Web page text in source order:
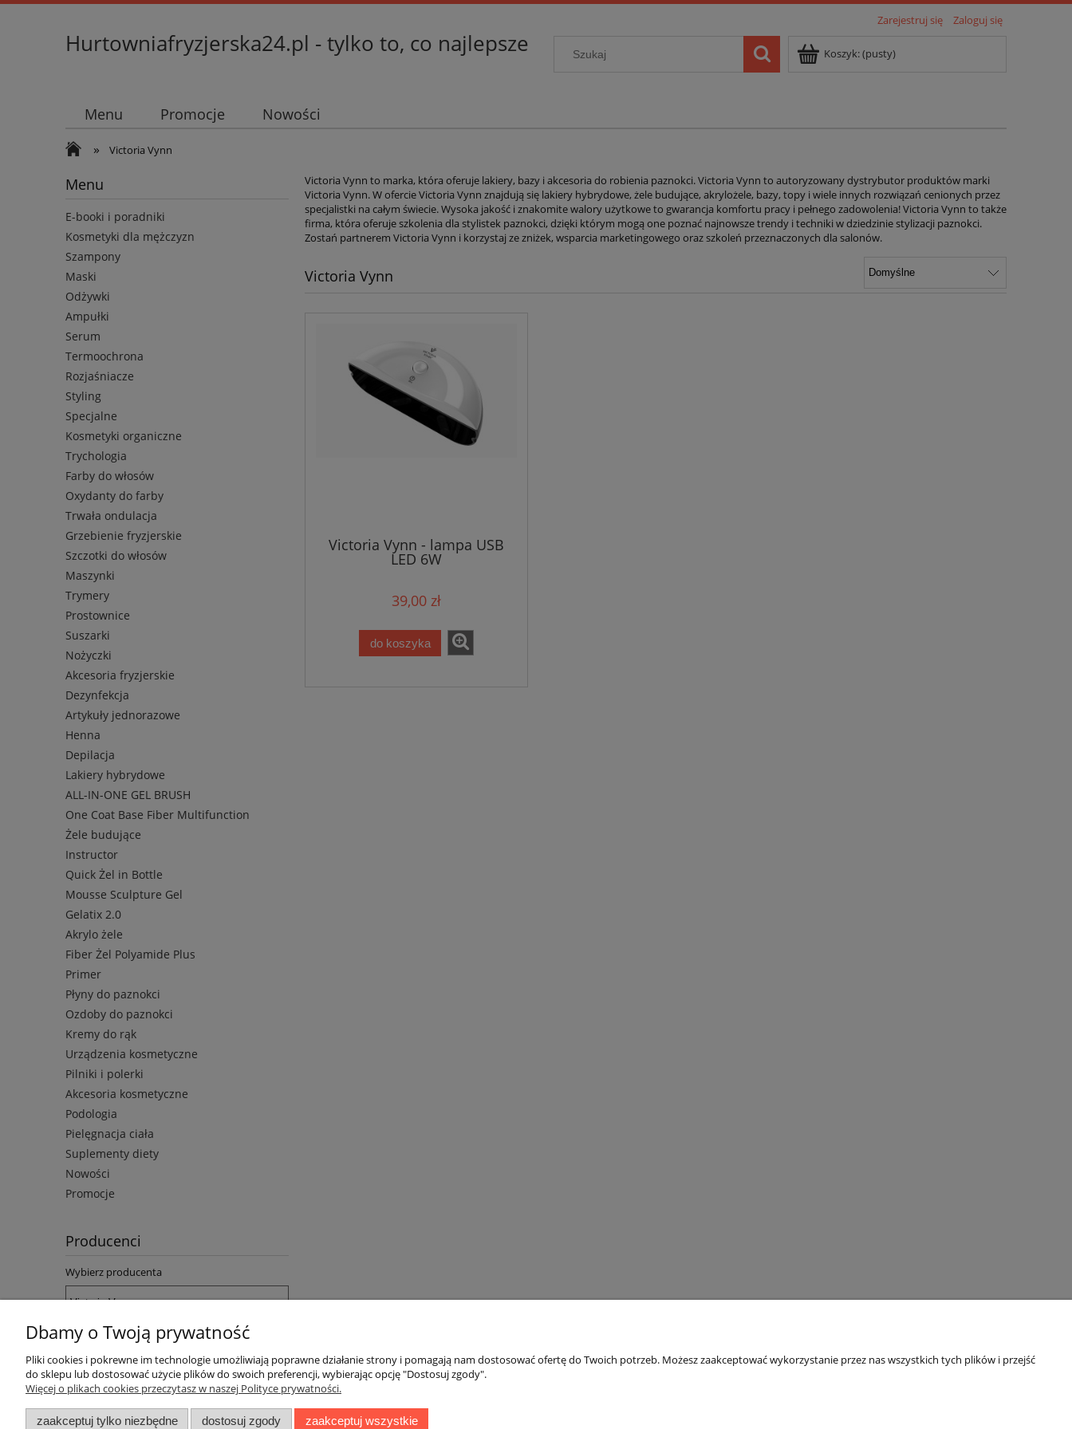
Zarejestruj się Zaloguj się
Hurtowniafryzjerska24.pl - tylko to, co najlepsze Koszyk:(pusty)
Menu Promocje Nowości
» Victoria Vynn
Menu
E-booki i poradniki
Kosmetyki dla mężczyzn
Szampony
Maski
Odżywki
Ampułki
Serum
Termoochrona
Rozjaśniacze
Styling
Specjalne
Kosmetyki organiczne
Trychologia
Farby do włosów
Oxydanty do farby
Trwała ondulacja
Grzebienie fryzjerskie
Szczotki do włosów
Maszynki
Trymery
Prostownice
Suszarki
Nożyczki
Akcesoria fryzjerskie
Dezynfekcja
Artykuły jednorazowe
Henna
Depilacja
Lakiery hybrydowe
ALL-IN-ONE GEL BRUSH
One Coat Base Fiber Multifunction
Żele budujące
Instructor
Quick Żel in Bottle
Mousse Sculpture Gel
Gelatix 2.0
Akrylo żele
Fiber Żel Polyamide Plus
Primer
Płyny do paznokci
Ozdoby do paznokci
Kremy do rąk
Urządzenia kosmetyczne
Pilniki i polerki
Akcesoria kosmetyczne
Podologia
Pielęgnacja ciała
Suplementy diety
Nowości
Promocje
Producenci
Wybierz producenta
Victoria Vynn to marka, która oferuje lakiery, bazy i akcesoria do robienia paznokci. Victoria Vynn to autoryzowany dystrybutor produktów marki
Victoria Vynn. W ofercie Victoria Vynn znajdują się lakiery hybrydowe, żele budujące, akrylożele, bazy, topy i wiele innych rozwiązań cenionych przez
specjalistki na całym świecie. Wysoka jakość i znakomite walory użytkowe to gwarancja komfortu pracy i pełnego zadowolenia! Victoria Vynn to także
firma, która oferuje szkolenia dla stylistek paznokci, dzięki którym mogą one poznać najnowsze trendy i techniki w dziedzinie stylizacji paznokci.
Zostań partnerem Victoria Vynn i korzystaj ze zniżek, wsparcia marketingowego oraz szkoleń przeznaczonych dla salonów.
Victoria Vynn
Victoria Vynn - lampa USB
LED 6W
39,00 zł
do koszyka
Pomoc
Informacje o cookie
Moje konto
Twoje zamówienia
Dbamy o Twoją prywatność
Pliki cookies i pokrewne im technologie umożliwiają poprawne działanie strony i pomagają nam dostosować ofertę do Twoich potrzeb. Możesz zaakceptować wykorzystanie przez nas wszystkich tych plików i przejść
do sklepu lub dostosować użycie plików do swoich preferencji, wybierając opcję "Dostosuj zgody".
Więcej o plikach cookies przeczytasz w naszej Polityce prywatności.
zaakceptuj tylko niezbędne dostosuj zgody zaakceptuj wszystkie